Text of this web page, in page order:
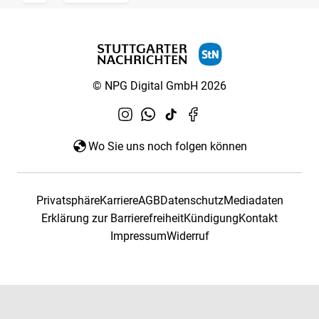
© NPG Digital GmbH 2026
Wo Sie uns noch folgen können
PrivatsphäreKarriereAGBDatenschutzMediadaten
Erklärung zur BarrierefreiheitKündigungKontakt
ImpressumWiderruf